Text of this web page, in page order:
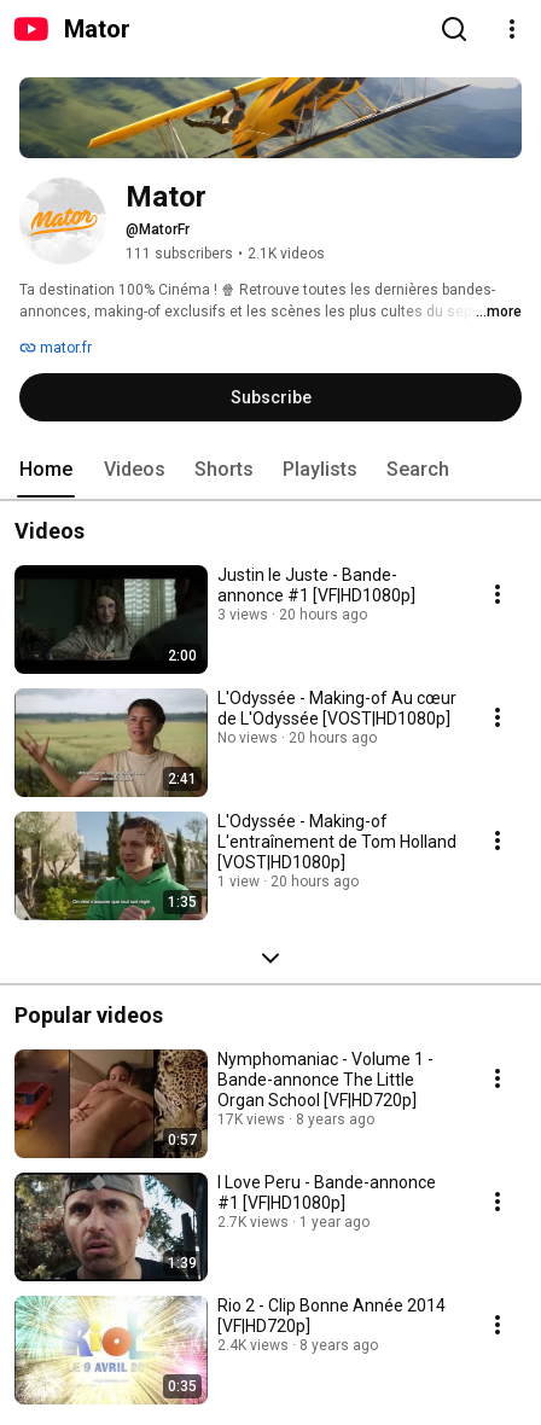
Mator
Mator
@MatorFr
111 subscribers • 2.1K videos
Ta destination 100% Cinéma ! 🍿 Retrouve toutes les dernières bandes-
annonces, making-of exclusifs et les scènes les plus cultes du septième
souvenirs de grand écran.
...more
mator.fr
Subscribe
Home Videos Shorts Playlists Search
Videos
2:00
Justin le Juste - Bande-
annonce #1 [VF|HD1080p]
3 views 20 hours ago
2:41
L'Odyssée - Making-of Au cœur
de L'Odyssée [VOST|HD1080p]
No views 20 hours ago
1:35
L'Odyssée - Making-of
L'entraînement de Tom Holland
[VOST|HD1080p]
1 view 20 hours ago
Popular videos
0:57
Nymphomaniac - Volume 1 -
Bande-annonce The Little
Organ School [VF|HD720p]
17K views 8 years ago
1:39
I Love Peru - Bande-annonce
#1 [VF|HD1080p]
2.7K views 1 year ago
0:35
Rio 2 - Clip Bonne Année 2014
[VF|HD720p]
2.4K views 8 years ago